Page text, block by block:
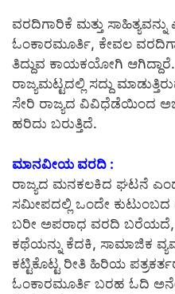
ವರದಿಗಾರಿಕೆ ಮತ್ತು
ಓಂಕಾರಮೂರ್ತಿ, ಕೇವಲ
ತಿದ್ದುವ ಕಾಯಕಯೋಗಿ
ರಾಜ್ಯಮಟ್ಟದಲ್ಲಿ ಸದ್ದು
ಸೇರಿ ರಾಜ್ಯದ ವಿವಿಧೆಡೆಯಿಂದ
ಹರಿದು ಬರುತ್ತಿದೆ.
ಮಾನವೀಯ ವರದಿ :
ರಾಜ್ಯದ ಮನಕಲಕಿದ ಘಟನೆ
ಸಮೀಪದಲ್ಲಿ ಒಂದೇ ಕುಟುಂಬದ
ಬರೀ ಅಪರಾಧ ವರದಿ ಬರೆಯದೆ,
ಕಥೆಯನ್ನು ಕೆದಕಿ, ಸಾಮಾಜಿಕ
ಕಟ್ಟಿಕೊಟ್ಟ ರೀತಿ ಹಿರಿಯ
ಓಂಕಾರಮೂರ್ತಿ ಬರಹ ಓದಿ